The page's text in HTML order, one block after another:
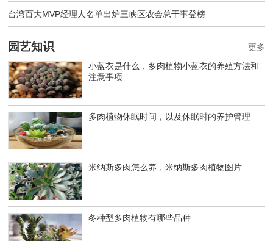
台湾百大MVP经理人名单出炉三峡区农会总干事登榜
园艺知识
小蓝衣是什么，多肉植物小蓝衣的养殖方法和
注意事项
多肉植物休眠时间，以及休眠时的养护管理
米纳斯多肉怎么养，米纳斯多肉植物图片
冬种型多肉植物有哪些品种
更多